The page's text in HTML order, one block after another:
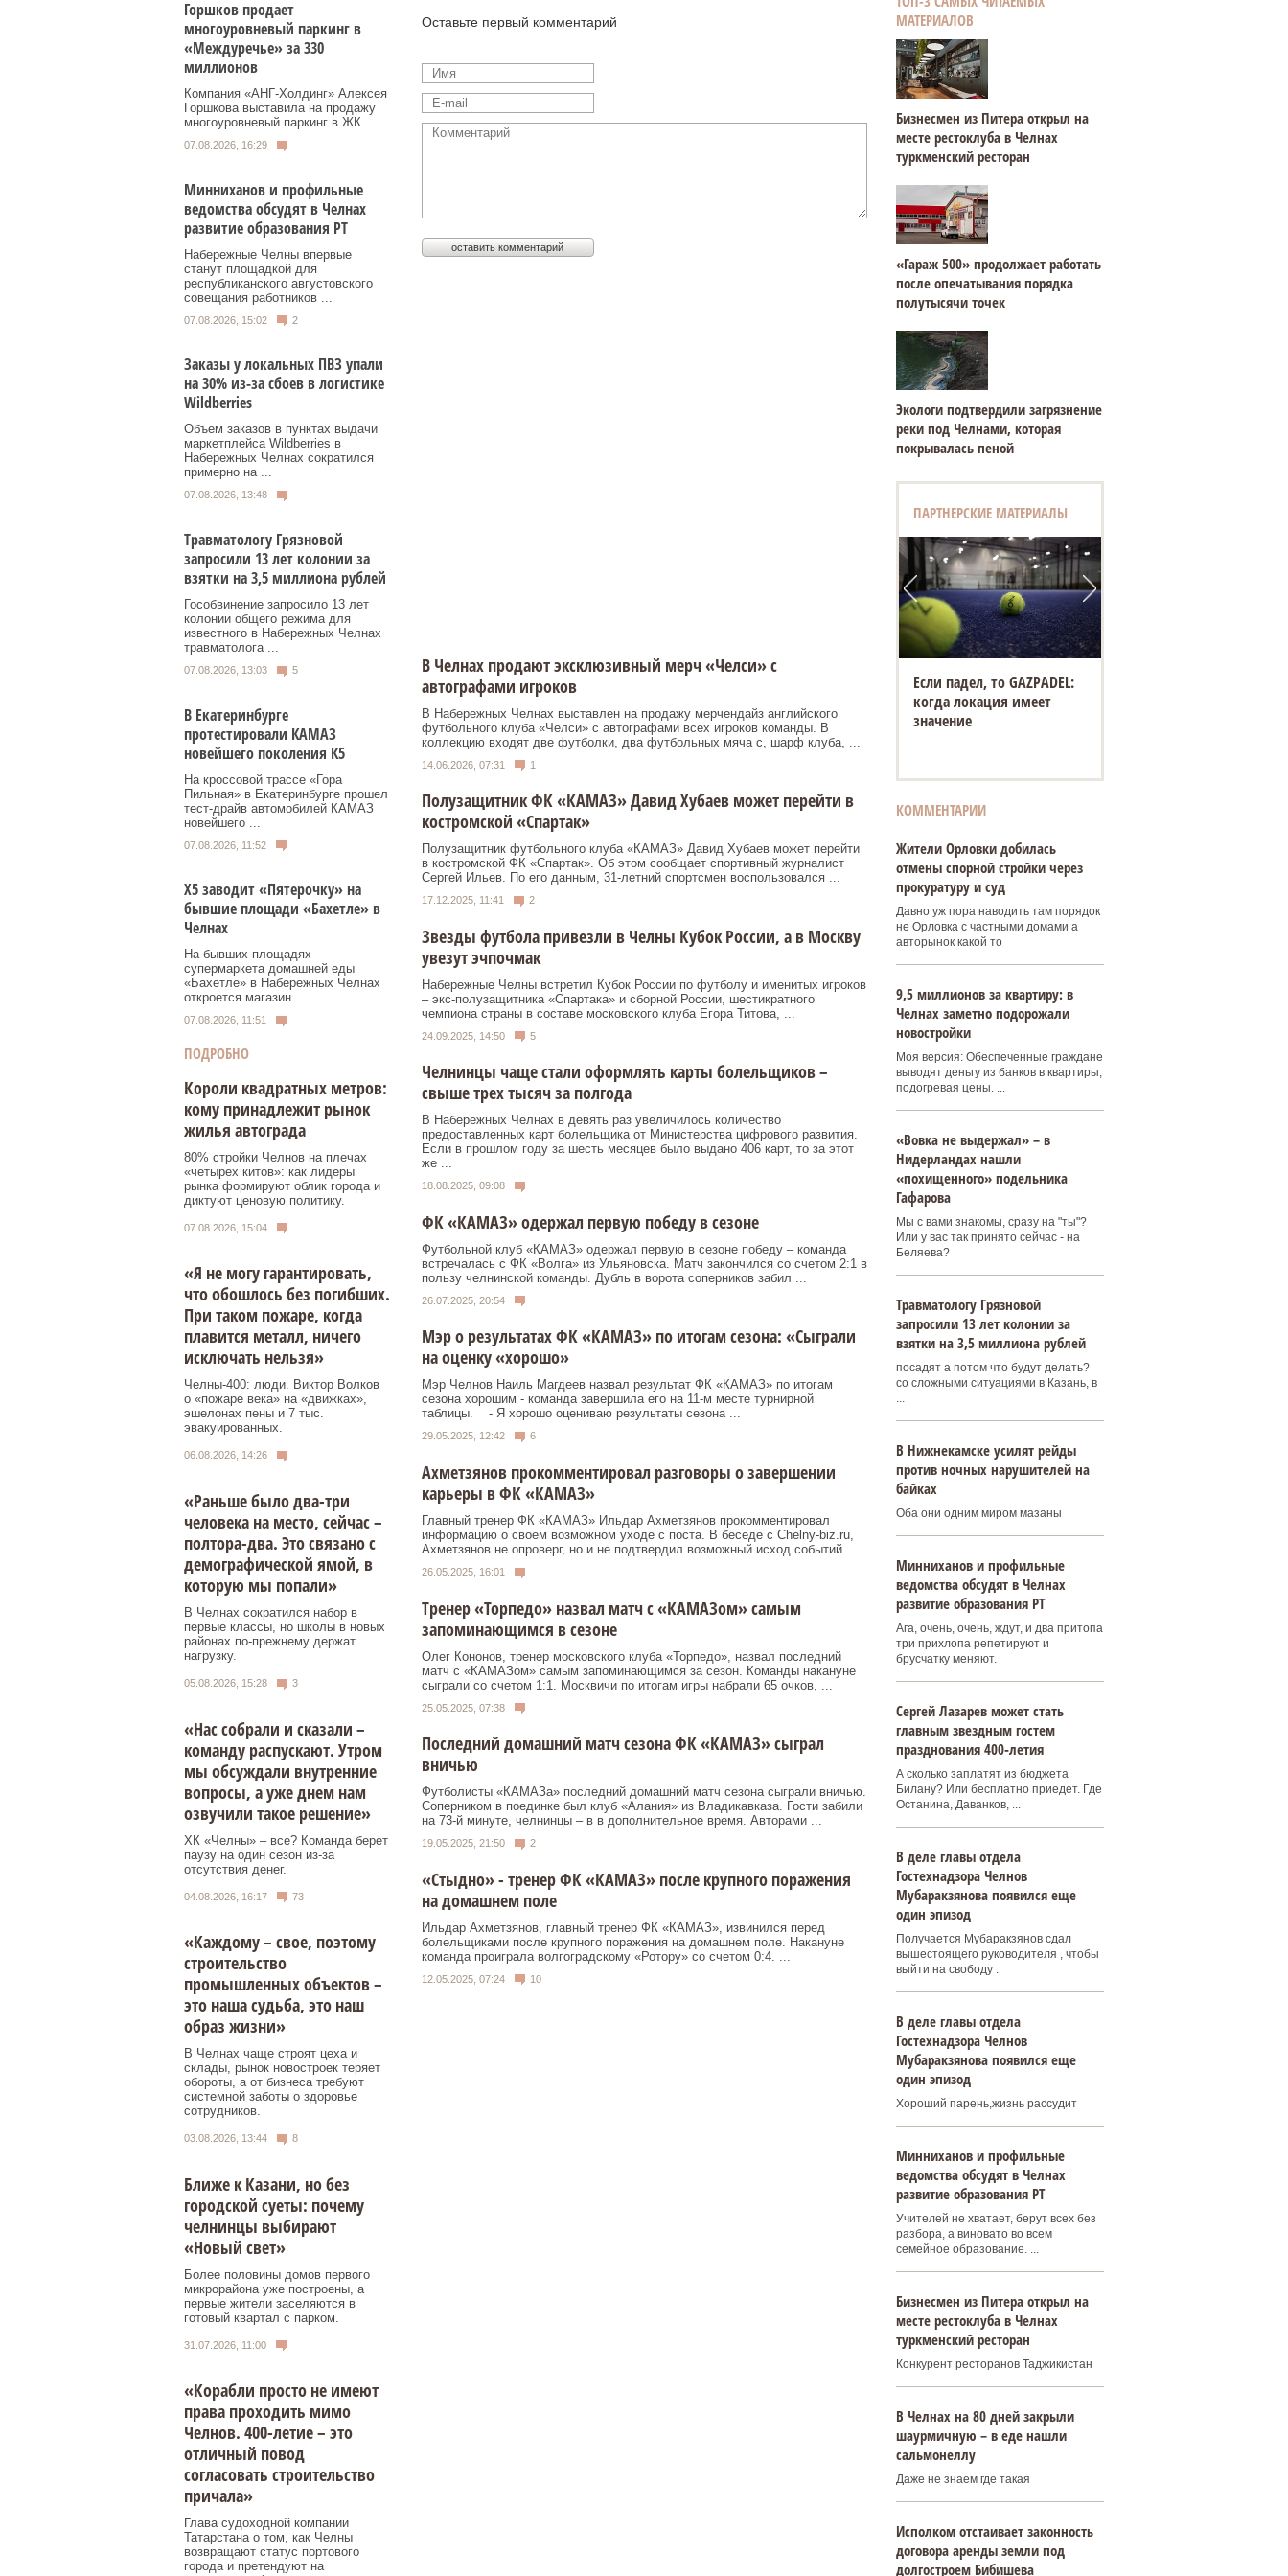
Горшков продает
многоуровневый паркинг в
«Междуречье» за 330
миллионов
Компания «АНГ-Холдинг» Алексея
Горшкова выставила на продажу
многоуровневый паркинг в ЖК ...
07.08.2026, 16:29
Минниханов и профильные
ведомства обсудят в Челнах
развитие образования РТ
Набережные Челны впервые
станут площадкой для
республиканского августовского
совещания работников ...
07.08.2026, 15:02 2
Заказы у локальных ПВЗ упали
на 30% из-за сбоев в логистике
Wildberries
Объем заказов в пунктах выдачи
маркетплейса Wildberries в
Набережных Челнах сократился
примерно на ...
07.08.2026, 13:48
Травматологу Грязновой
запросили 13 лет колонии за
взятки на 3,5 миллиона рублей
Гособвинение запросило 13 лет
колонии общего режима для
известного в Набережных Челнах
травматолога ...
07.08.2026, 13:03 5
В Екатеринбурге
протестировали КАМАЗ
новейшего поколения К5
На кроссовой трассе «Гора
Пильная» в Екатеринбурге прошел
тест-драйв автомобилей КАМАЗ
новейшего ...
07.08.2026, 11:52
Х5 заводит «Пятерочку» на
бывшие площади «Бахетле» в
Челнах
На бывших площадях
супермаркета домашней еды
«Бахетле» в Набережных Челнах
откроется магазин ...
07.08.2026, 11:51
ПОДРОБНО
Короли квадратных метров:
кому принадлежит рынок
жилья автограда
80% стройки Челнов на плечах
«четырех китов»: как лидеры
рынка формируют облик города и
диктуют ценовую политику.
07.08.2026, 15:04
«Я не могу гарантировать,
что обошлось без погибших.
При таком пожаре, когда
плавится металл, ничего
исключать нельзя»
Челны-400: люди. Виктор Волков
о «пожаре века» на «движках»,
эшелонах пены и 7 тыс.
эвакуированных.
06.08.2026, 14:26
«Раньше было два-три
человека на место, сейчас –
полтора-два. Это связано с
демографической ямой, в
которую мы попали»
В Челнах сократился набор в
первые классы, но школы в новых
районах по-прежнему держат
нагрузку.
05.08.2026, 15:28 3
«Нас собрали и сказали –
команду распускают. Утром
мы обсуждали внутренние
вопросы, а уже днем нам
озвучили такое решение»
ХК «Челны» – все? Команда берет
паузу на один сезон из-за
отсутствия денег.
04.08.2026, 16:17 73
«Каждому – свое, поэтому
строительство
промышленных объектов –
это наша судьба, это наш
образ жизни»
В Челнах чаще строят цеха и
склады, рынок новостроек теряет
обороты, а от бизнеса требуют
системной заботы о здоровье
сотрудников.
03.08.2026, 13:44 8
Ближе к Казани, но без
городской суеты: почему
челнинцы выбирают
«Новый свет»
Более половины домов первого
микрорайона уже построены, а
первые жители заселяются в
готовый квартал с парком.
31.07.2026, 11:00
«Корабли просто не имеют
права проходить мимо
Челнов. 400-летие – это
отличный повод
согласовать строительство
причала»
Глава судоходной компании
Татарстана о том, как Челны
возвращают статус портового
города и претендуют на
Оставьте первый комментарий
В Челнах продают эксклюзивный мерч «Челси» с
автографами игроков
В Набережных Челнах выставлен на продажу мерчендайз английского
футбольного клуба «Челси» с автографами всех игроков команды. В
коллекцию входят две футболки, два футбольных мяча с, шарф клуба, ...
14.06.2026, 07:31 1
Полузащитник ФК «КАМАЗ» Давид Хубаев может перейти в
костромской «Спартак»
Полузащитник футбольного клуба «КАМАЗ» Давид Хубаев может перейти
в костромской ФК «Спартак». Об этом сообщает спортивный журналист
Сергей Ильев. По его данным, 31-летний спортсмен воспользовался ...
17.12.2025, 11:41 2
Звезды футбола привезли в Челны Кубок России, а в Москву
увезут эчпочмак
Набережные Челны встретил Кубок России по футболу и именитых игроков
– экс-полузащитника «Спартака» и сборной России, шестикратного
чемпиона страны в составе московского клуба Егора Титова, ...
24.09.2025, 14:50 5
Челнинцы чаще стали оформлять карты болельщиков –
свыше трех тысяч за полгода
В Набережных Челнах в девять раз увеличилось количество
предоставленных карт болельщика от Министерства цифрового развития.
Если в прошлом году за шесть месяцев было выдано 406 карт, то за этот
же ...
18.08.2025, 09:08
ФК «КАМАЗ» одержал первую победу в сезоне
Футбольной клуб «КАМАЗ» одержал первую в сезоне победу – команда
встречалась с ФК «Волга» из Ульяновска. Матч закончился со счетом 2:1 в
пользу челнинской команды. Дубль в ворота соперников забил ...
26.07.2025, 20:54
Мэр о результатах ФК «КАМАЗ» по итогам сезона: «Сыграли
на оценку «хорошо»
Мэр Челнов Наиль Магдеев назвал результат ФК «КАМАЗ» по итогам
сезона хорошим - команда завершила его на 11-м месте турнирной
таблицы. - Я хорошо оцениваю результаты сезона ...
29.05.2025, 12:42 6
Ахметзянов прокомментировал разговоры о завершении
карьеры в ФК «КАМАЗ»
Главный тренер ФК «КАМАЗ» Ильдар Ахметзянов прокомментировал
информацию о своем возможном уходе с поста. В беседе с Chelny-biz.ru,
Ахметзянов не опроверг, но и не подтвердил возможный исход событий. ...
26.05.2025, 16:01
Тренер «Торпедо» назвал матч с «КАМАЗом» самым
запоминающимся в сезоне
Олег Кононов, тренер московского клуба «Торпедо», назвал последний
матч с «КАМАЗом» самым запоминающимся за сезон. Команды накануне
сыграли со счетом 1:1. Москвичи по итогам игры набрали 65 очков, ...
25.05.2025, 07:38
Последний домашний матч сезона ФК «КАМАЗ» сыграл
вничью
Футболисты «КАМАЗа» последний домашний матч сезона сыграли вничью.
Соперником в поединке был клуб «Алания» из Владикавказа. Гости забили
на 73-й минуте, челнинцы – в в дополнительное время. Авторами ...
19.05.2025, 21:50 2
«Стыдно» - тренер ФК «КАМАЗ» после крупного поражения
на домашнем поле
Ильдар Ахметзянов, главный тренер ФК «КАМАЗ», извинился перед
болельщиками после крупного поражения на домашнем поле. Накануне
команда проиграла волгоградскому «Ротору» со счетом 0:4. ...
12.05.2025, 07:24 10
МАТЕРИАЛОВ
Бизнесмен из Питера открыл на
месте рестоклуба в Челнах
туркменский ресторан
«Гараж 500» продолжает работать
после опечатывания порядка
полутысячи точек
Экологи подтвердили загрязнение
реки под Челнами, которая
покрывалась пеной
ПАРТНЕРСКИЕ МАТЕРИАЛЫ
Если падел, то GAZPADEL:
когда локация имеет
значение
КОММЕНТАРИИ
Жители Орловки добилась
отмены спорной стройки через
прокуратуру и суд
Давно уж пора наводить там порядок
не Орловка с частными домами а
авторынок какой то
9,5 миллионов за квартиру: в
Челнах заметно подорожали
новостройки
Моя версия: Обеспеченные граждане
выводят деньгу из банков в квартиры,
подогревая цены. ...
«Вовка не выдержал» – в
Нидерландах нашли
«похищенного» подельника
Гафарова
Мы с вами знакомы, сразу на "ты"?
Или у вас так принято сейчас - на
Беляева?
Травматологу Грязновой
запросили 13 лет колонии за
взятки на 3,5 миллиона рублей
посадят а потом что будут делать?
со сложными ситуациями в Казань, в
...
В Нижнекамске усилят рейды
против ночных нарушителей на
байках
Оба они одним миром мазаны
Минниханов и профильные
ведомства обсудят в Челнах
развитие образования РТ
Ага, очень, очень, ждут, и два притопа
три прихлопа репетируют и
брусчатку меняют.
Сергей Лазарев может стать
главным звездным гостем
празднования 400‑летия
А сколько заплатят из бюджета
Билану? Или бесплатно приедет. Где
Останина, Даванков, ...
В деле главы отдела
Гостехнадзора Челнов
Мубаракзянова появился еще
один эпизод
Получается Мубаракзянов сдал
вышестоящего руководителя , чтобы
выйти на свободу .
В деле главы отдела
Гостехнадзора Челнов
Мубаракзянова появился еще
один эпизод
Хороший парень,жизнь рассудит
Минниханов и профильные
ведомства обсудят в Челнах
развитие образования РТ
Учителей не хватает, берут всех без
разбора, а виновато во всем
семейное образование. ...
Бизнесмен из Питера открыл на
месте рестоклуба в Челнах
туркменский ресторан
Конкурент ресторанов Таджикистан
В Челнах на 80 дней закрыли
шаурмичную – в еде нашли
сальмонеллу
Даже не знаем где такая
Исполком отстаивает законность
договора аренды земли под
долгостроем Бибишева